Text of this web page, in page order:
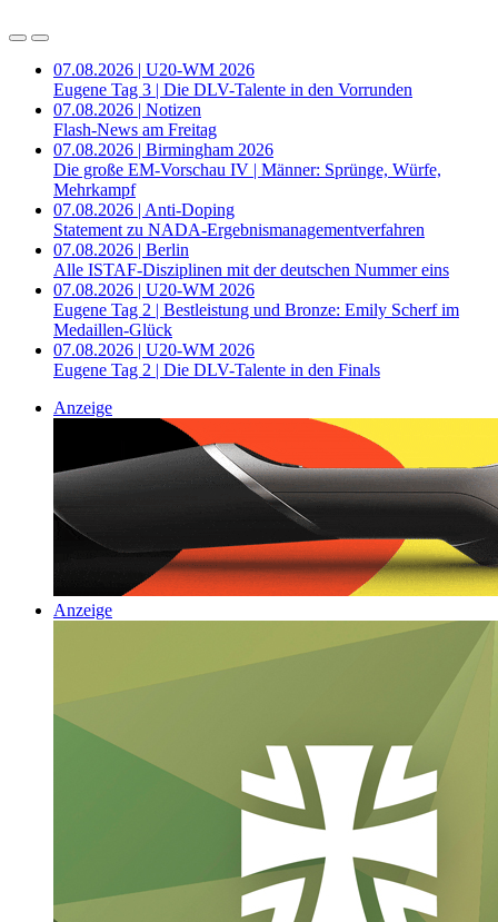
07.08.2026 | U20-WM 2026
Eugene Tag 3 | Die DLV-Talente in den Vorrunden
07.08.2026 | Notizen
Flash-News am Freitag
07.08.2026 | Birmingham 2026
Die große EM-Vorschau IV | Männer: Sprünge, Würfe,
Mehrkampf
07.08.2026 | Anti-Doping
Statement zu NADA-Ergebnismanagementverfahren
07.08.2026 | Berlin
Alle ISTAF-Disziplinen mit der deutschen Nummer eins
07.08.2026 | U20-WM 2026
Eugene Tag 2 | Bestleistung und Bronze: Emily Scherf im
Medaillen-Glück
07.08.2026 | U20-WM 2026
Eugene Tag 2 | Die DLV-Talente in den Finals
Anzeige
Anzeige